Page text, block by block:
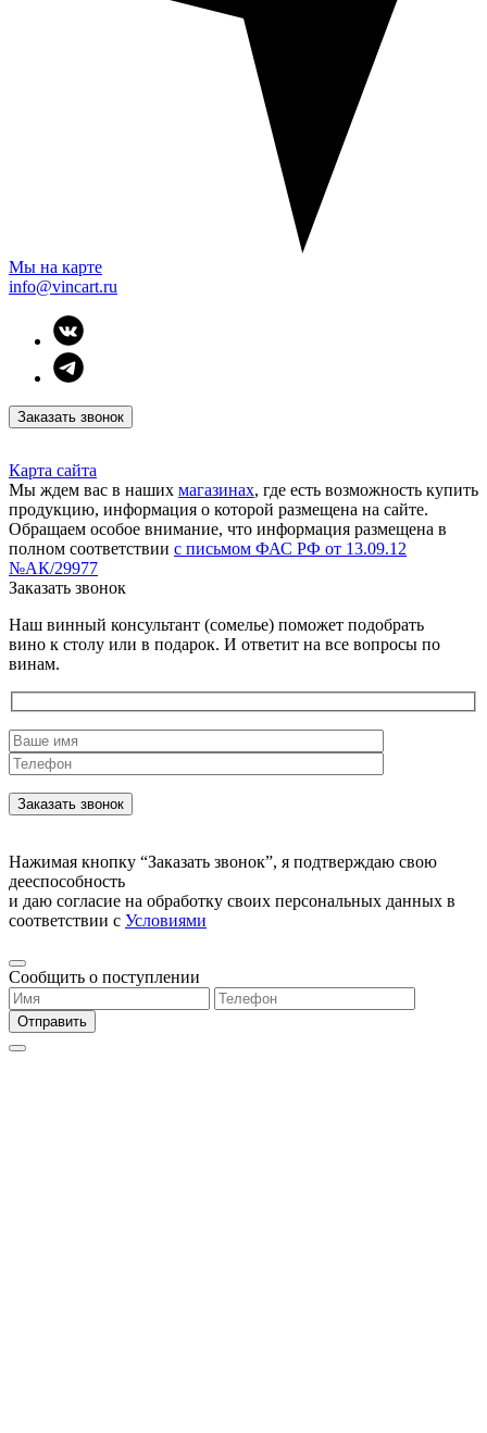
Мы на карте
info@vincart.ru
Заказать звонок
Карта сайта
Мы ждем вас в наших магазинах, где есть возможность купить
продукцию, информация о которой размещена на сайте.
Обращаем особое внимание, что информация размещена в
полном соответствии с письмом ФАС РФ от 13.09.12
№АК/29977
Заказать звонок
Наш винный консультант (сомелье) поможет подобрать
вино к столу или в подарок. И ответит на все вопросы по
винам.
Нажимая кнопку “Заказать звонок”, я подтверждаю свою
дееспособность
и даю согласие на обработку своих персональных данных в
соответствии с Условиями
Сообщить о поступлении